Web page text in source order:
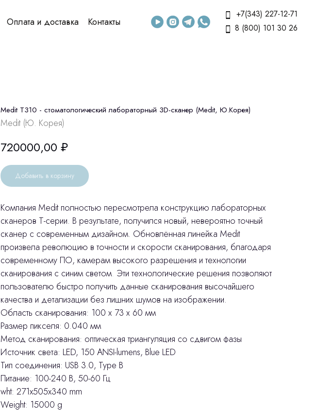
Оплата и доставка Контакты
+7(343) 227-12-71
8 (800) 101 30 26
Medit T310 - стоматологический лабораторный 3D-сканер (Medit, Ю.Корея)
Medit (Ю. Корея)
720000,00 ₽
Добавить в корзину
Компания Medit полностью пересмотрела конструкцию лабораторных
сканеров Т-серии. В результате, получился новый, невероятно точный
сканер с современным дизайном. Обновлённая линейка Medit
произвела революцию в точности и скорости сканирования, благодаря
современному ПО, камерам высокого разрешения и технологии
сканирования с синим светом. Эти технологические решения позволяют
пользователю быстро получить данные сканирования высочайшего
качества и детализации без лишних шумов на изображении.
Область сканирования: 100 х 73 х 60 мм
Размер пикселя: 0.040 мм
Метод сканирования: оптическая триангуляция со сдвигом фазы
Источник света: LED, 150 ANSI-lumens, Blue LED
Тип соединения: USB 3.0, Type B
Питание: 100-240 В, 50-60 Гц
wht: 271x505x340 mm
Weight: 15000 g